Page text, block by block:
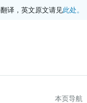
译，英文原文请见此处。
本页导航